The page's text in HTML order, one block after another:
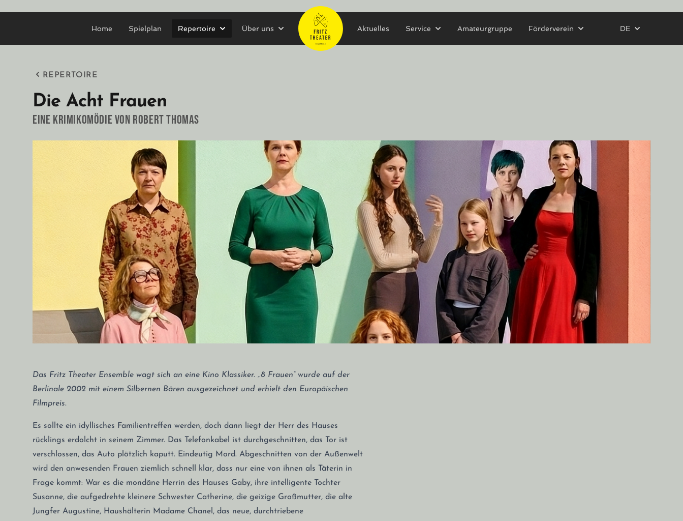
Home Spielplan Repertoire Über uns Aktuelles Service Amateurgruppe Förderverein DE
REPERTOIRE
Die Acht Frauen
Eine Krimikomödie von Robert Thomas
Das Fritz Theater Ensemble wagt sich an eine Kino Klassiker. „8 Frauen“ wurde auf der
Berlinale 2002 mit einem Silbernen Bären ausgezeichnet und erhielt den Europäischen
Filmpreis.
Es sollte ein idyllisches Familientreffen werden, doch dann liegt der Herr des Hauses
rücklings erdolcht in seinem Zimmer. Das Telefonkabel ist durchgeschnitten, das Tor ist
verschlossen, das Auto plötzlich kaputt. Eindeutig Mord. Abgeschnitten von der Außenwelt
wird den anwesenden Frauen ziemlich schnell klar, dass nur eine von ihnen als Täterin in
Frage kommt: War es die mondäne Herrin des Hauses Gaby, ihre intelligente Tochter
Susanne, die aufgedrehte kleinere Schwester Catherine, die geizige Großmutter, die alte
Jungfer Augustine, Haushälterin Madame Chanel, das neue, durchtriebene